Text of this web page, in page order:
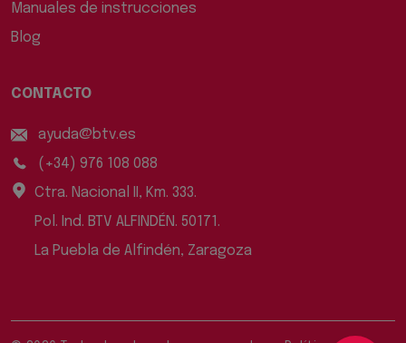
Manuales de instrucciones
Blog
CONTACTO
ayuda@btv.es
(+34) 976 108 088
Ctra. Nacional II, Km. 333.
Pol. Ind. BTV ALFINDÉN. 50171.
La Puebla de Alfindén, Zaragoza